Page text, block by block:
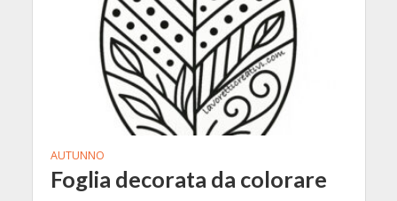
AUTUNNO
Foglia decorata da colorare